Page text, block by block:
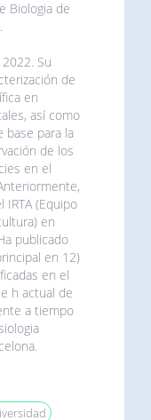
Biologia de
Su
de
en
así como
base para la
de los
en el
(Equipo
en
publicado
en 12)
en el
h actual de
a tiempo